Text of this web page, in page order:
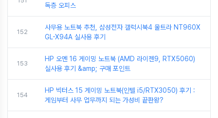
독층 오피스
152
사무용 노트북 추천, 삼성전자 갤럭시북4 울트라 NT960X
GL-X94A 실사용 후기
153
HP 오멘 16 게이밍 노트북 (AMD 라이젠9, RTX5060)
실사용 후기 &amp; 구매 포인트
154
HP 빅터스 15 게이밍 노트북(인텔 i5/RTX3050) 후기 :
게임부터 사무 업무까지 되는 가성비 끝판왕?